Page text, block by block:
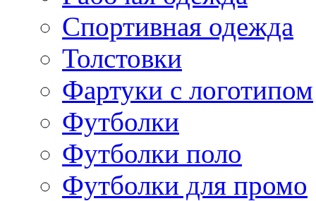
Спортивная одежда
Толстовки
Фартуки с логотипом
Футболки
Футболки поло
Футболки для промо